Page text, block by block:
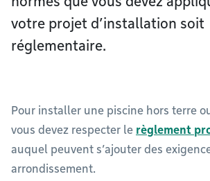
votre projet d’installation soit
réglementaire.
Pour installer une piscine hors terre
vous devez respecter le règlement
auquel peuvent s’ajouter des
arrondissement.